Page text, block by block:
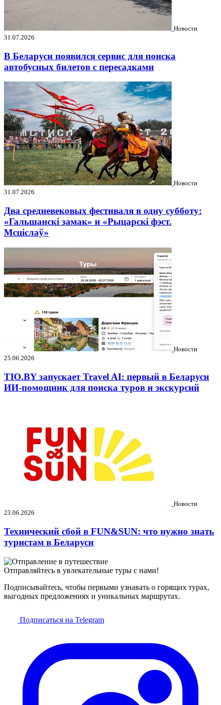
Новости
31.07.2026
В Беларуси появился сервис для поиска
автобусных билетов с пересадками
Новости
31.07.2026
Два средневековых фестиваля в одну субботу:
«Гальшанскі замак» и «Рыцарскі фэст.
Мсціслаў»
Новости
25.06.2026
TIO.BY запускает Travel AI: первый в Беларуси
ИИ-помощник для поиска туров и экскурсий
Новости
23.06.2026
Технический сбой в FUN&SUN: что нужно знать
туристам в Беларуси
Отправляйтесь в увлекательные туры с нами!
Подписывайтесь, чтобы первыми узнавать о горящих турах,
выгодных предложениях и уникальных маршрутах.
Подписаться на Telegram